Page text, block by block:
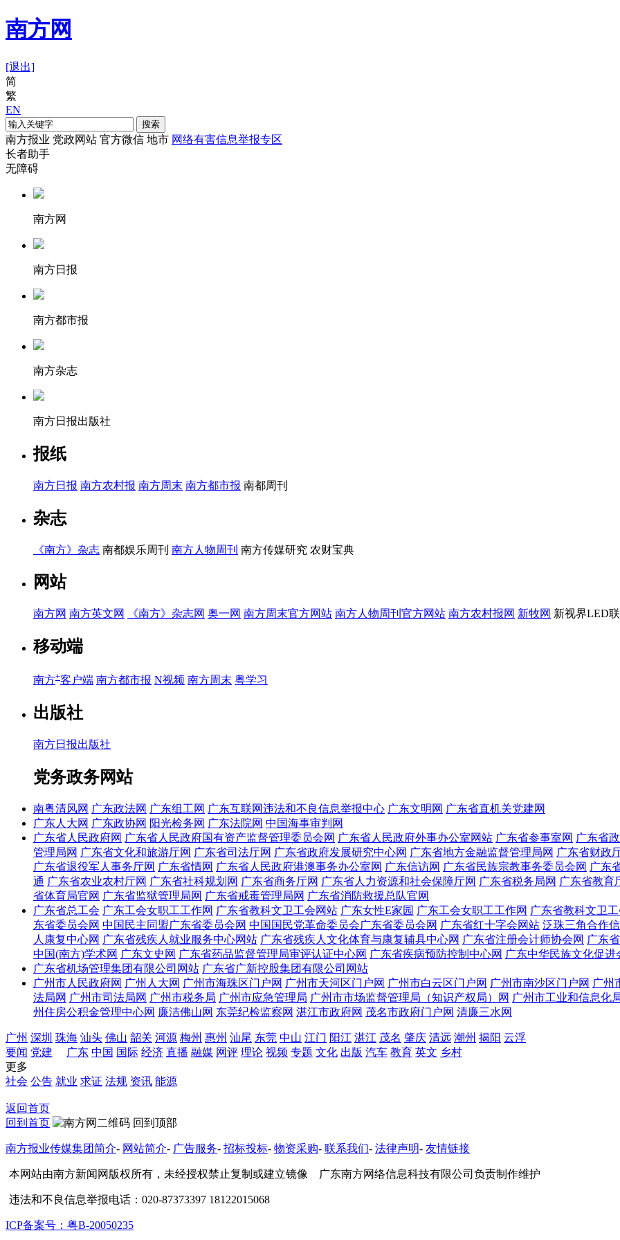
南方网
[退出]
简
繁
EN
搜索
南方报业 党政网站 官方微信 地市 网络有害信息举报专区
长者助手
无障碍
南方网
南方日报
南方都市报
南方杂志
南方日报出版社
报纸
南方日报 南方农村报 南方周末 南方都市报 南都周刊
杂志
《南方》杂志 南都娱乐周刊 南方人物周刊 南方传媒研究 农财宝典
网站
南方网 南方英文网 《南方》杂志网 奥一网 南方周末官方网站 南方人物周刊官方网站 南方农村报网 新牧网 新视界LED
移动端
南方+客户端 南方都市报 N视频 南方周末 粤学习
出版社
南方日报出版社
党务政务网站
南粤清风网 广东政法网 广东组工网 广东互联网违法和不良信息举报中心 广东文明网 广东省直机关党建网
广东人大网 广东政协网 阳光检务网 广东法院网 中国海事审判网
广东省人民政府网 广东省人民政府国有资产监督管理委员会网 广东省人民政府外事办公室网站 广东省参事室网 广东省
管理局网 广东省文化和旅游厅网 广东省司法厅网 广东省政府发展研究中心网 广东省地方金融监督管理局网 广东省财政
广东省退役军人事务厅网 广东省情网 广东省人民政府港澳事务办公室网 广东信访网 广东省民族宗教事务委员会网 广东
通 广东省农业农村厅网 广东省社科规划网 广东省商务厅网 广东省人力资源和社会保障厅网 广东省税务局网 广东省教育
省体育局官网 广东省监狱管理局网 广东省戒毒管理局网 广东省消防救援总队官网
广东省总工会 广东工会女职工工作网 广东省教科文卫工会网站 广东女性E家园 广东工会女职工工作网 广东省教科文卫
东省委员会网 中国民主同盟广东省委员会网 中国国民党革命委员会广东省委员会网 广东省红十字会网站 泛珠三角合作
人康复中心网 广东省残疾人就业服务中心网站 广东省残疾人文化体育与康复辅具中心网 广东省注册会计师协会网 广东
中国(南方)学术网 广东文史网 广东省药品监督管理局审评认证中心网 广东省疾病预防控制中心网 广东中华民族文化促进
广东省机场管理集团有限公司网站 广东省广新控股集团有限公司网站
广州市人民政府网 广州人大网 广州市海珠区门户网 广州市天河区门户网 广州市白云区门户网 广州市南沙区门户网 广州
法局网 广州市司法局网 广州市税务局 广州市应急管理局 广州市市场监督管理局（知识产权局）网 广州市工业和信息化
州住房公积金管理中心网 廉洁佛山网 东莞纪检监察网 湛江市政府网 茂名市政府门户网 清廉三水网
广州 深圳 珠海 汕头 佛山 韶关 河源 梅州 惠州 汕尾 东莞 中山 江门 阳江 湛江 茂名 肇庆 清远 潮州 揭阳 云浮
要闻 党建 广东 中国 国际 经济 直播 融媒 网评 理论 视频 专题 文化 出版 汽车 教育 英文 乡村
更多
社会 公告 就业 求证 法规 资讯 能源
返回首页
回到首页
回到顶部
南方报业传媒集团简介- 网站简介- 广告服务- 招标投标- 物资采购- 联系我们- 法律声明- 友情链接
本网站由南方新闻网版权所有，未经授权禁止复制或建立镜像 广东南方网络信息科技有限公司负责制作维护
违法和不良信息举报电话：020-87373397 18122015068
ICP备案号：粤B-20050235